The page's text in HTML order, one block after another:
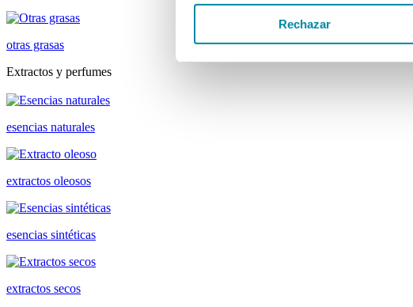
Rechazar
otras grasas
Extractos y perfumes
esencias naturales
extractos oleosos
esencias sintéticas
extractos secos